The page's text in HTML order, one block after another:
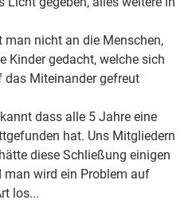
man nicht an die Menschen,
Kinder gedacht, welche sich
das Miteinander gefreut
dass alle 5 Jahre eine
hat. Uns Mitgliedern
diese Schließung einigen
man wird ein Problem auf
los...